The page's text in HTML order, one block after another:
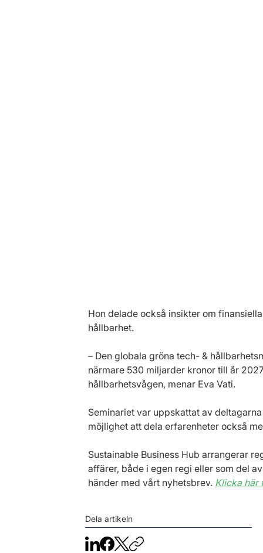
Hon delade också insikter om
hållbarhet.
– Den globala gröna tech- &
närmare 530 miljarder kronor till år
hållbarhetsvågen, menar Eva Vati.
Seminariet var uppskattat av
möjlighet att dela erfarenheter också
Sustainable Business Hub arrangerar
affärer, både i egen regi eller som del
händer med vårt nyhetsbrev. Klicka här
Dela artikeln